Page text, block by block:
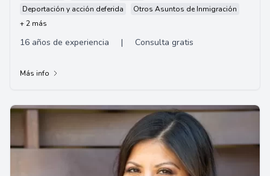
Deportación y acción deferida
Otros Asuntos de Inmigración
+ 2 más
16 años de experiencia | Consulta gratis
Más info